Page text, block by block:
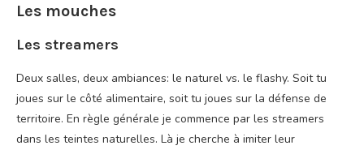
Les mouches
Les streamers
Deux salles, deux ambiances: le naturel vs. le flashy. Soit tu
joues sur le côté alimentaire, soit tu joues sur la défense de
territoire. En règle générale je commence par les streamers
dans les teintes naturelles. Là je cherche à imiter leur